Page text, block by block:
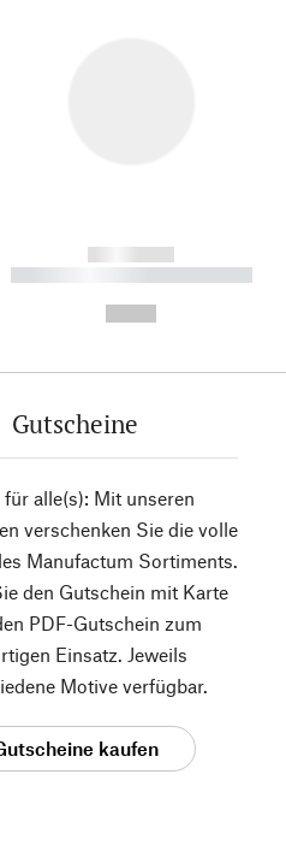
------------
----------- ----------- ----------
Gutscheine
für alle(s): Mit unseren
verschenken Sie die volle
Manufactum Sortiments.
den Gutschein mit Karte
PDF-Gutschein zum
Einsatz. Jeweils
Motive verfügbar.
kaufen